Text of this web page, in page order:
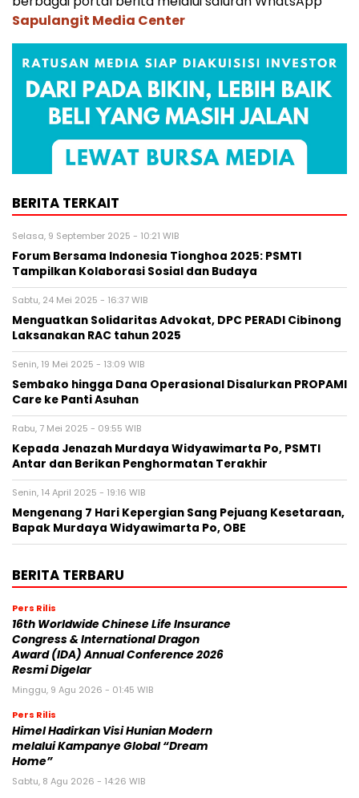
Sapulangit Media Center
BERITA TERKAIT
Selasa, 9 September 2025 - 10:21 WIB
Forum Bersama Indonesia Tionghoa 2025: PSMTI
Tampilkan Kolaborasi Sosial dan Budaya
Sabtu, 24 Mei 2025 - 16:37 WIB
Menguatkan Solidaritas Advokat, DPC PERADI Cibinong
Laksanakan RAC tahun 2025
Senin, 19 Mei 2025 - 13:09 WIB
Sembako hingga Dana Operasional Disalurkan PROPAMI
Care ke Panti Asuhan
Rabu, 7 Mei 2025 - 09:55 WIB
Kepada Jenazah Murdaya Widyawimarta Po, PSMTI
Antar dan Berikan Penghormatan Terakhir
Senin, 14 April 2025 - 19:16 WIB
Mengenang 7 Hari Kepergian Sang Pejuang Kesetaraan,
Bapak Murdaya Widyawimarta Po, OBE
BERITA TERBARU
Pers Rilis
16th Worldwide Chinese Life Insurance
Congress & International Dragon
Award (IDA) Annual Conference 2026
Resmi Digelar
Minggu, 9 Agu 2026 - 01:45 WIB
Pers Rilis
Himel Hadirkan Visi Hunian Modern
melalui Kampanye Global “Dream
Home”
Sabtu, 8 Agu 2026 - 14:26 WIB